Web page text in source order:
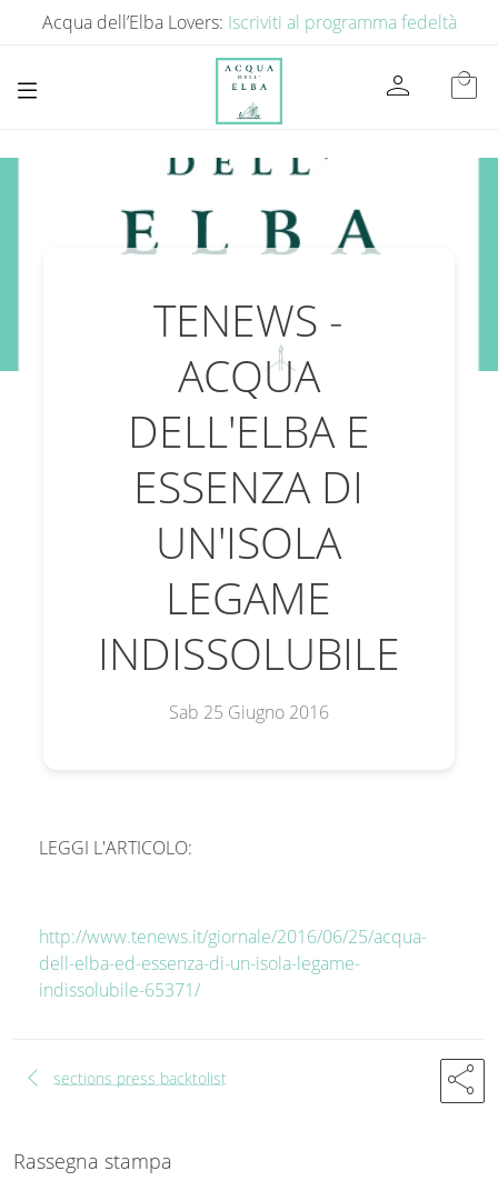
Acqua dell’Elba Lovers: Iscriviti al programma fedeltà
person local_mall
TENEWS -
ACQUA
DELL'ELBA E
ESSENZA DI
UN'ISOLA
LEGAME
INDISSOLUBILE
Sab 25 Giugno 2016
LEGGI L'ARTICOLO:
http://www.tenews.it/giornale/2016/06/25/acqua-
dell-elba-ed-essenza-di-un-isola-legame-
indissolubile-65371/
chevron_left sections press backtolist share
Rassegna stampa